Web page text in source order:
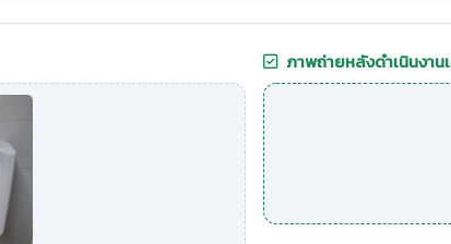
ภาพถ่ายหลังดำเนินงาน